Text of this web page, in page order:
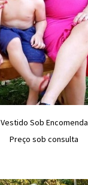
Vestido Sob Encomenda
Preço sob consulta